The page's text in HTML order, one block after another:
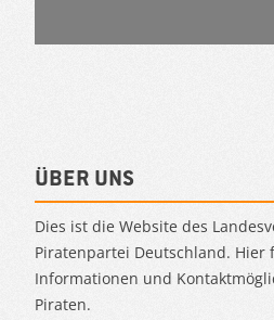
Über uns
Dies ist die Website des
Piratenpartei Deutschland. Hier
Informationen und
Piraten.